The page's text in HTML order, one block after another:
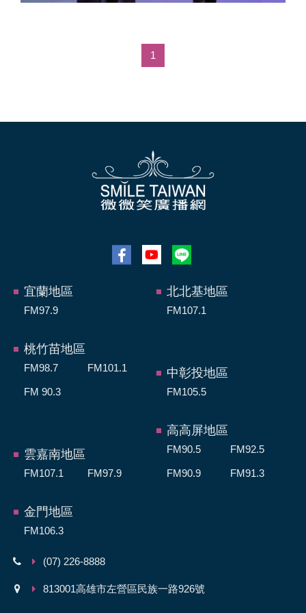
1
宜蘭地區
FM97.9
北北基地區
FM107.1
桃竹苗地區
FM98.7 FM101.1
FM 90.3
中彰投地區
FM105.5
雲嘉南地區
FM107.1 FM97.9
高高屏地區
FM90.5 FM92.5
FM90.9 FM91.3
金門地區
FM106.3
(07) 226-8888
813001高雄市左營區民族一路926號